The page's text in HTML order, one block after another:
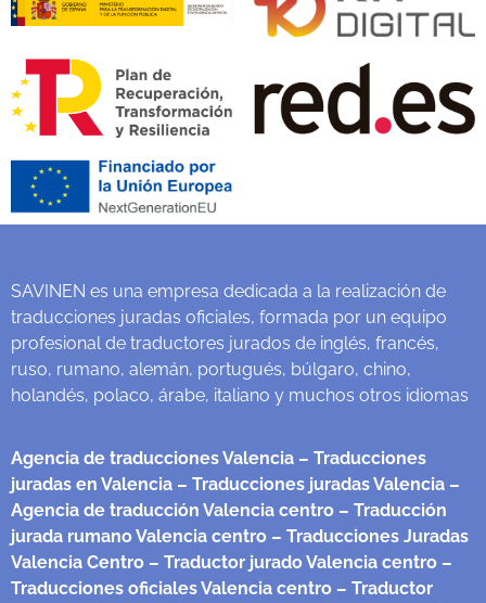
SAVINEN es una empresa dedicada a la realización de
traducciones juradas oficiales, formada por un equipo
profesional de traductores jurados de inglés, francés,
ruso, rumano, alemán, portugués, búlgaro, chino,
holandés, polaco, árabe, italiano y muchos otros idiomas
Agencia de traducciones Valencia – Traducciones
juradas en Valencia – Traducciones juradas Valencia –
Agencia de traducción Valencia centro – Traducción
jurada rumano Valencia centro – Traducciones Juradas
Valencia Centro – Traductor jurado Valencia centro –
Traducciones oficiales Valencia centro – Traductor